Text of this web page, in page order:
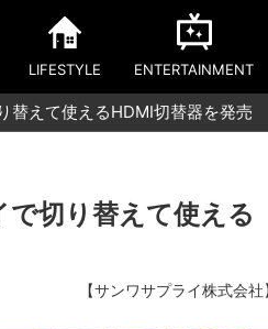
LIFESTYLE ENTERTAINMENT
替えて使えるHDMI切替器を発売
切り替えて使える
【サンワサプライ株式会社